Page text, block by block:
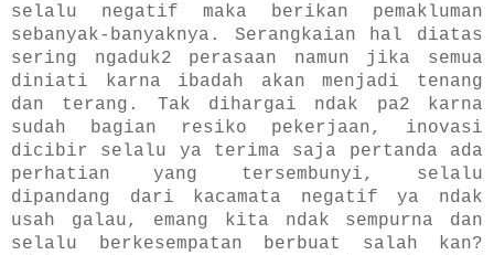
selalu negatif maka berikan pemakluman
sebanyak-banyaknya. Serangkaian hal diatas
sering ngaduk2 perasaan namun jika semua
diniati karna ibadah akan menjadi tenang
dan terang. Tak dihargai ndak pa2 karna
sudah bagian resiko pekerjaan, inovasi
dicibir selalu ya terima saja pertanda ada
perhatian yang tersembunyi, selalu
dipandang dari kacamata negatif ya ndak
usah galau, emang kita ndak sempurna dan
selalu berkesempatan berbuat salah kan?